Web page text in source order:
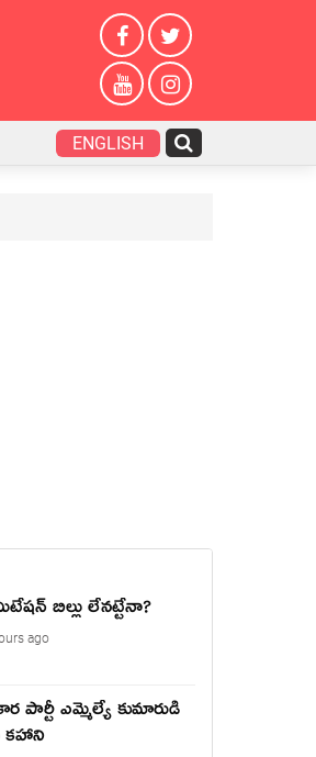
ENGLISH
బిల్లు లేన‌ట్టేనా?
ago
పార్టీ ఎమ్మెల్యే కుమారుడి
కహాని